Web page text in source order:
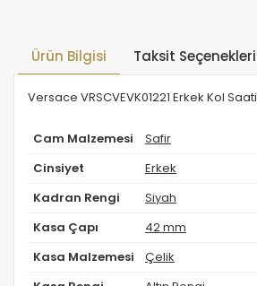
Ürün Bilgisi Taksit Seçenekleri
Versace VRSCVEVK01221 Erkek Kol Saati
Cam Malzemesi Safir
Cinsiyet Erkek
Kadran Rengi Siyah
Kasa Çapı 42 mm
Kasa Malzemesi Çelik